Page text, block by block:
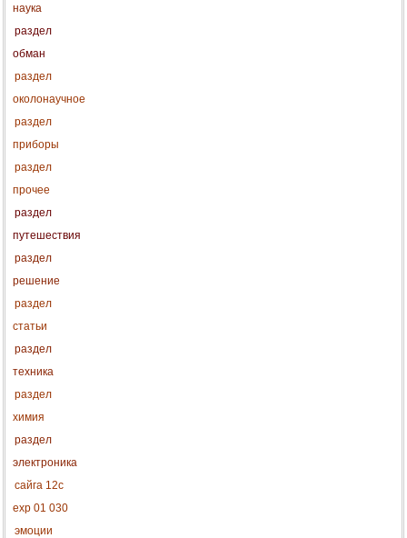
наука
раздел
обман
раздел
околонаучное
раздел
приборы
раздел
прочее
раздел
путешествия
раздел
решение
раздел
статьи
раздел
техника
раздел
химия
раздел
электроника
сайга 12с
exp 01 030
эмоции